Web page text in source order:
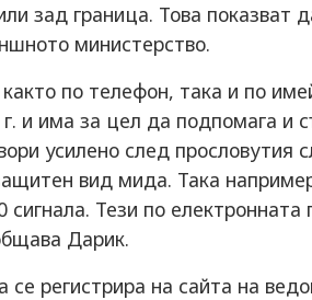
зад граница. Това показват
министерство.
по телефон, така и по
и има за цел да подпомага и
усилено след прословутия
вид мида. Така
сигнала. Тези по
Дарик.
регистрира на сайта на